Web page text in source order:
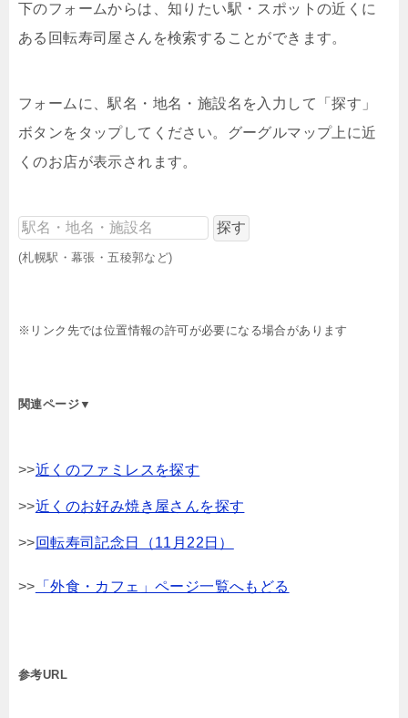
下のフォームからは、知りたい駅・スポットの近くに
ある回転寿司屋さんを検索することができます。
フォームに、駅名・地名・施設名を入力して「探す」
ボタンをタップしてください。グーグルマップ上に近
くのお店が表示されます。
(札幌駅・幕張・五稜郭など)
※リンク先では位置情報の許可が必要になる場合があります
関連ページ▼
>>近くのファミレスを探す
>>近くのお好み焼き屋さんを探す
>>回転寿司記念日（11月22日）
>> 「外食・カフェ」ページ一覧へもどる
参考URL